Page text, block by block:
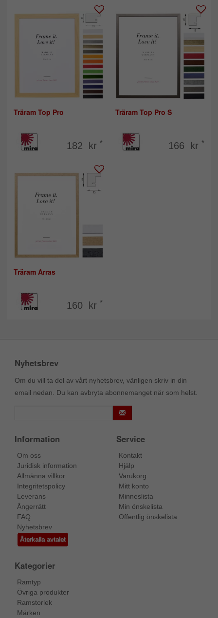
Träram Top Pro
182 kr *
Träram Top Pro S
166 kr *
Träram Arras
160 kr *
Nyhetsbrev
Om du vill ta del av vårt nyhetsbrev, vänligen skriv in din
email nedan. Du kan avbryta abonnemanget när som helst.
Information
Om oss
Juridisk information
Allmänna villkor
Integritetspolicy
Leverans
Ångerrätt
FAQ
Nyhetsbrev
Återkalla avtalet
Service
Kontakt
Hjälp
Varukorg
Mitt konto
Minneslista
Min önskelista
Offentlig önskelista
Kategorier
Ramtyp
Övriga produkter
Ramstorlek
Märken